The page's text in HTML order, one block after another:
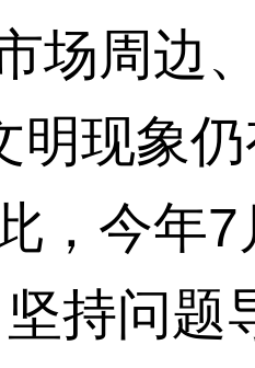
场周边
明现象
，今年
持问